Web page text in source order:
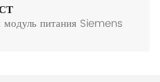
питания Siemens